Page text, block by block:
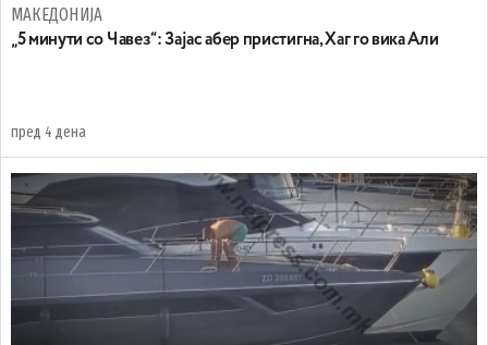
МАКЕДОНИЈА
„5 минути со Чавез“: Зајас абер пристигна, Хаг го вика Али
пред 4 дена